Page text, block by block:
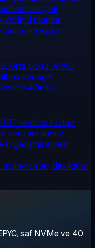
disk yok
verimli planlar
yalıtımı
Orta Doğu, APAC
yerleşik
v4'ünüz
ve daha fazlası
soru sorulmaz
Çalışma süresi
mühendisler, dakikalar
saf NVMe ve 40